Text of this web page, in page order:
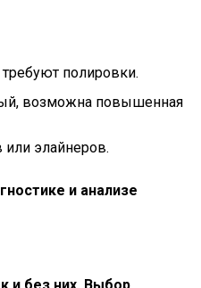
полировки.
возможна повышенная
элайнеров.
и анализе
и без них. Выбор